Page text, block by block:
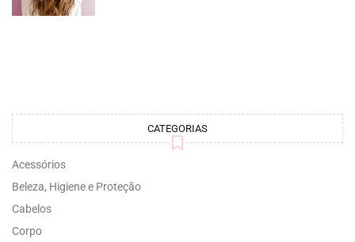
CATEGORIAS
Acessórios
Beleza, Higiene e Proteção
Cabelos
Corpo